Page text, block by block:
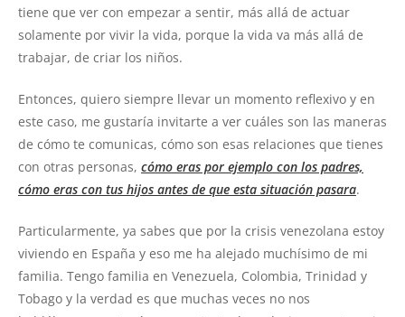
tiene que ver con empezar a sentir, más allá de actuar
solamente por vivir la vida, porque la vida va más allá de
trabajar, de criar los niños.
Entonces, quiero siempre llevar un momento reflexivo y en
este caso, me gustaría invitarte a ver cuáles son las maneras
de cómo te comunicas, cómo son esas relaciones que tienes
con otras personas, cómo eras por ejemplo con los padres,
cómo eras con tus hijos antes de que esta situación pasara.
Particularmente, ya sabes que por la crisis venezolana estoy
viviendo en España y eso me ha alejado muchísimo de mi
familia. Tengo familia en Venezuela, Colombia, Trinidad y
Tobago y la verdad es que muchas veces no nos